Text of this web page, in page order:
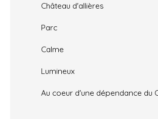
Château d'allières
Parc
Calme
Lumineux
Au coeur d'une dépendance du